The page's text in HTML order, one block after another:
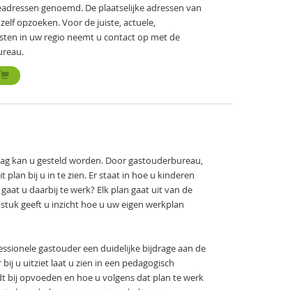
genoemd. De plaatselijke adressen van
opzoeken. Voor de juiste, actuele,
in uw regio neemt u contact op met de
kan u gesteld worden. Door gastouderbureau,
plan bij u in te zien. Er staat in hoe u kinderen
u daarbij te werk? Elk plan gaat uit van de
geeft u inzicht hoe u uw eigen werkplan
gastouder een duidelijke bijdrage aan de
u uitziet laat u zien in een pedagogisch
bij opvoeden en hoe u volgens dat plan te werk